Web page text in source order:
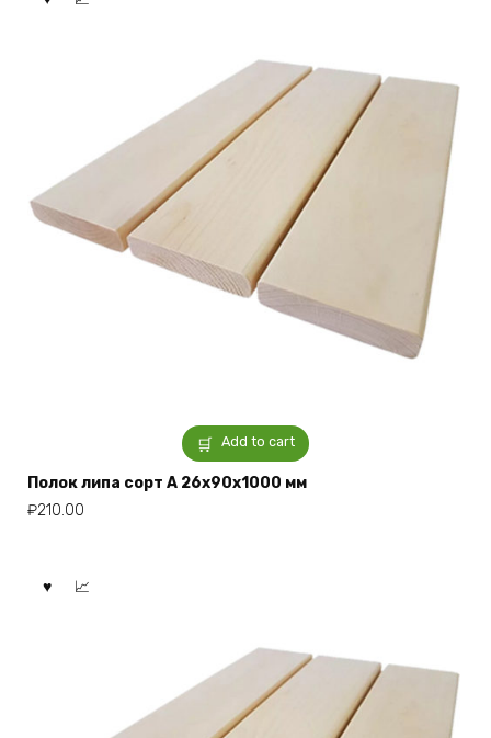
Add to cart
Полок липа сорт А 26x90x1000 мм
₽210.00